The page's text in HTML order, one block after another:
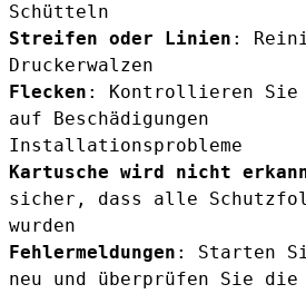
Schütteln
Streifen oder Linien :
Druckerwalzen
Flecken : Kontrollieren Sie
auf Beschädigungen
Installationsprobleme
Kartusche wird nicht
sicher, dass alle
wurden
Fehlermeldungen : Starten
neu und überprüfen Sie